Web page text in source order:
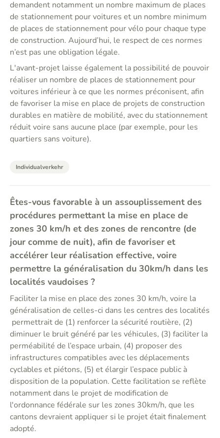
demandent notamment un nombre maximum de places
de stationnement pour voitures et un nombre minimum
de places de stationnement pour vélo pour chaque type
de construction. Aujourd’hui, le respect de ces normes
n’est pas une obligation légale.
L'avant-projet laisse également la possibilité de pouvoir
réaliser un nombre de places de stationnement pour
voitures inférieur à ce que les normes préconisent, afin
de favoriser la mise en place de projets de construction
durables en matière de mobilité, avec du stationnement
réduit voire sans aucune place (par exemple, pour les
quartiers sans voiture).
Individualverkehr
Êtes-vous favorable à un assouplissement des
procédures permettant la mise en place de
zones 30 km/h et des zones de rencontre (de
jour comme de nuit), afin de favoriser et
accélérer leur réalisation effective, voire
permettre la généralisation du 30km/h dans les
localités vaudoises ?
Faciliter la mise en place des zones 30 km/h, voire la
généralisation de celles-ci dans les centres des localités
permettrait de (1) renforcer la sécurité routière, (2)
diminuer le bruit généré par les véhicules, (3) faciliter la
perméabilité de l’espace urbain, (4) proposer des
infrastructures compatibles avec les déplacements
cyclables et piétons, (5) et élargir l’espace public à
disposition de la population. Cette facilitation se reflète
notamment dans le projet de modification de
l'ordonnance fédérale sur les zones 30km/h, que les
cantons devraient appliquer si le projet était finalement
adopté.